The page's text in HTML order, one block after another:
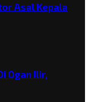
Asal Kepala
Ogan Ilir,